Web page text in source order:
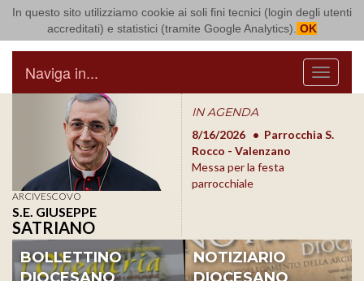
In questo sito utilizziamo cookie ai soli fini tecnici (login degli utenti
accreditati) e statistici (tramite Google Analytics). OK
Arcidiocesi di Bari Bitonto
Menu
Naviga in...
ARCIVESCOVO
S.E. GIUSEPPE
SATRIANO
IN AGENDA
8/17/2026
Conversano
Conferenza Episcopale
Pugliese
8/16/2026
Parrocchia S.
Rocco - Valenzano
Messa per la festa
parrocchiale
BOLLETTINO
NOTIZIARIO